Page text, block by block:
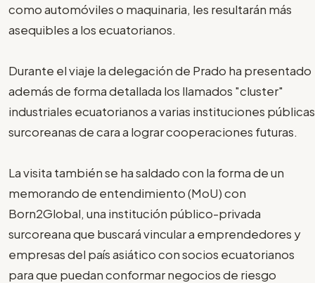
como automóviles o maquinaria, les resultarán más
asequibles a los ecuatorianos.
Durante el viaje la delegación de Prado ha presentado
además de forma detallada los llamados "cluster"
industriales ecuatorianos a varias instituciones públicas
surcoreanas de cara a lograr cooperaciones futuras.
La visita también se ha saldado con la forma de un
memorando de entendimiento (MoU) con
Born2Global, una institución público-privada
surcoreana que buscará vincular a emprendedores y
empresas del país asiático con socios ecuatorianos
para que puedan conformar negocios de riesgo